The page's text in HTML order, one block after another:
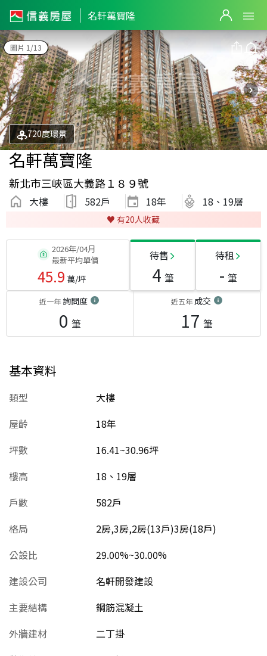
名軒萬寶隆
圖片 1/13
720度環景
名軒萬寶隆
新北市三峽區大義路１８９號
大樓 582戶 18年 18、19層
♥️ 有20人收藏
2026年/04月
最新平均單價
45.9 萬/坪
待售
4 筆
待租
- 筆
近一年詢問度
0 筆
近五年成交
17 筆
基本資料
類型
大樓
屋齡
18年
坪數
16.41~30.96坪
樓高
18、19層
戶數
582戶
格局
2房,3房,2房(13戶)3房(18戶)
公設比
29.00%~30.00%
建設公司
名軒開發建設
主要結構
鋼筋混凝土
外牆建材
二丁掛